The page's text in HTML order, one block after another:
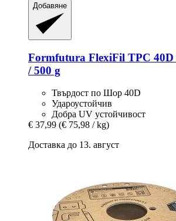
Добавяне
Formfutura FlexiFil TPC
/ 500 g
Твърдост по Шор 40D
Удароустойчив
Добра UV устойчивост
€ 37,99 (€ 75,98 / kg)
Доставка до 13. август